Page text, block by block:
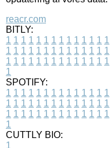
reacr.com
BITLY:
1 1 1 1 1 1 1 1 1 1 1 1 1 1
1 1 1 1 1 1 1 1 1 1 1 1 1 1
1 1 1 1 1 1 1 1 1 1 1 1 1 1
1
SPOTIFY:
1 1 1 1 1 1 1 1 1 1 1 1 1 1
1 1 1 1 1 1 1 1 1 1 1 1 1 1
1 1 1 1 1 1 1 1 1 1 1 1 1 1
1
CUTTLY BIO:
1